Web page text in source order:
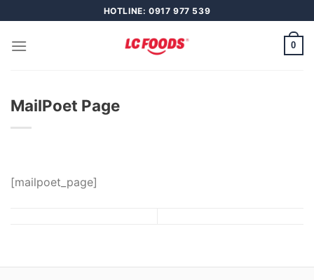
to
content
HOTLINE: 0917 977 539
0
MailPoet Page
[mailpoet_page]